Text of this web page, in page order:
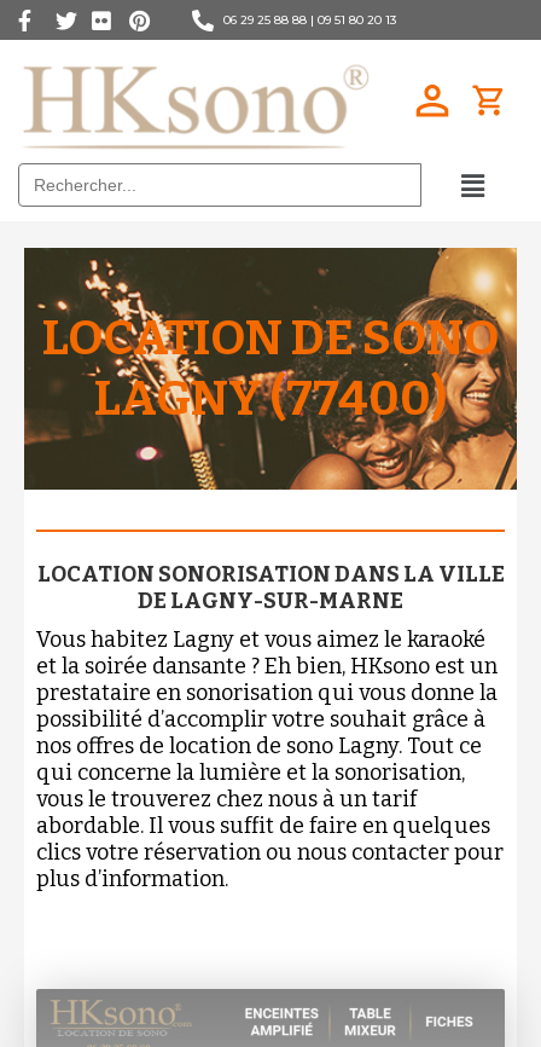
06 29 25 88 88 | 09 51 80 20 13
Search
for:
LOCATION DE SONO
LAGNY (77400)
LOCATION SONORISATION DANS LA VILLE
DE LAGNY-SUR-MARNE
Vous habitez Lagny et vous aimez le karaoké
et la soirée dansante ? Eh bien, HKsono est un
prestataire en sonorisation qui vous donne la
possibilité d’accomplir votre souhait grâce à
nos offres de location de sono Lagny. Tout ce
qui concerne la lumière et la sonorisation,
vous le trouverez chez nous à un tarif
abordable. Il vous suffit de faire en quelques
clics votre réservation ou nous contacter pour
plus d’information.